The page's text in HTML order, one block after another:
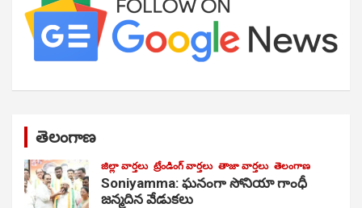
తెలంగాణ
జిల్లా వార్తలు ట్రేండింగ్ వార్తలు తాజా వార్తలు తెలంగాణ
Soniyamma: ఘ‌నంగా సోనియా గాంధీ
జ‌న్మ‌దిన వేడుక‌లు